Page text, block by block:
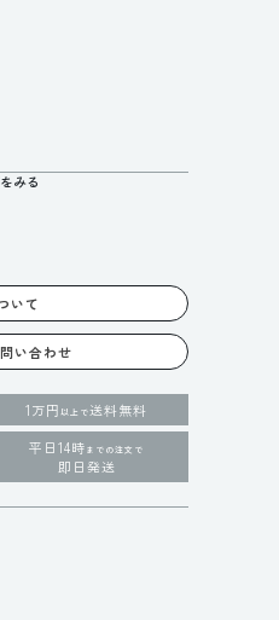
みる
いて
い合わせ
1万円 以上で送料無料
平日14時 までの注文で
即日発送